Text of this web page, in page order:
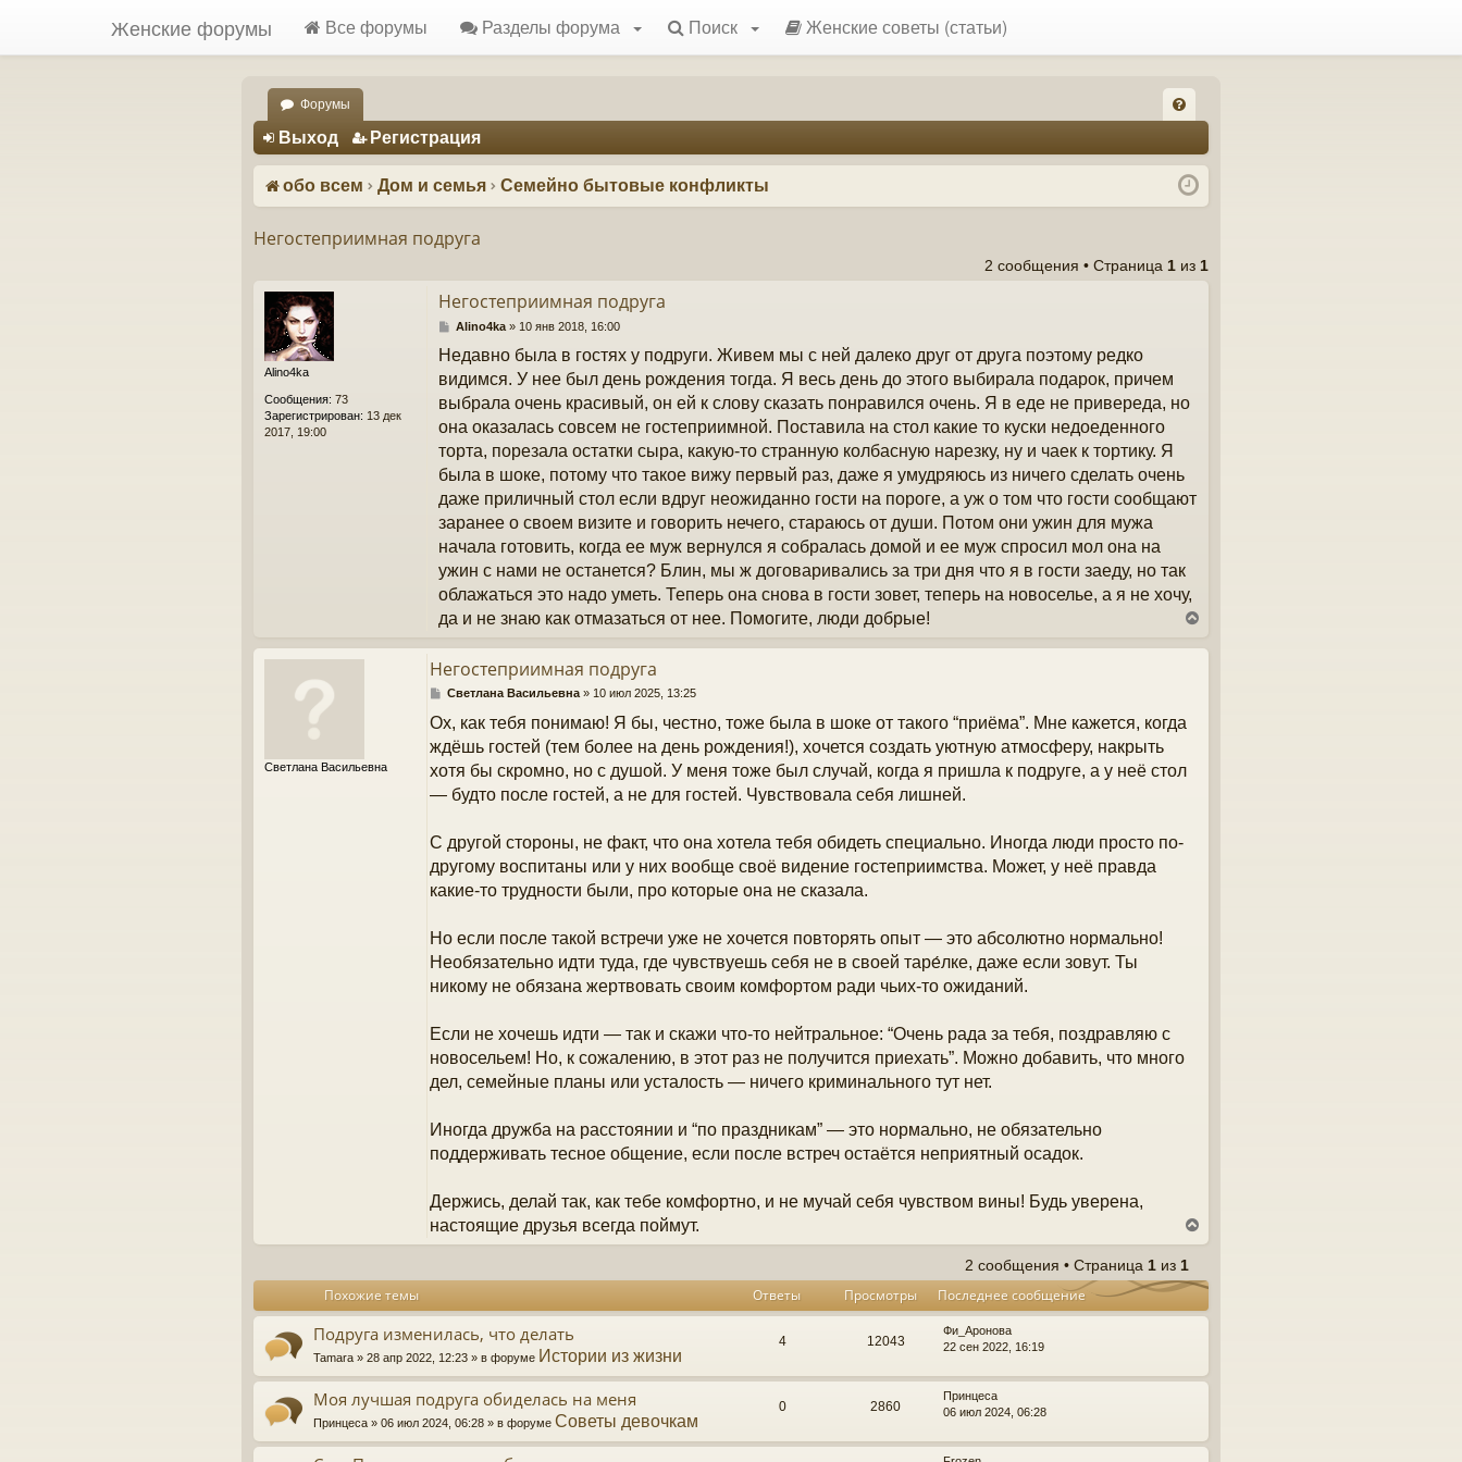
Женские форумы Все форумы Разделы форума Поиск Женские советы (статьи)
Регистрация
Форумы
Q
Выход Регистрация
обо всем Дом и семья Семейно бытовые конфликты
Негостеприимная подруга
2 сообщения • Страница 1 из 1
Alino4ka
Сообщения: 73
Зарегистрирован: 13 дек
2017, 19:00
Негостеприимная подруга
С
о
б
щ
е
н
е
Alino4ka» 10 янв 2018, 16:00
Недавно была в гостях у подруги. Живем мы с ней далеко друг от друга поэтому редко
видимся. У нее был день рождения тогда. Я весь день до этого выбирала подарок, причем
выбрала очень красивый, он ей к слову сказать понравился очень. Я в еде не привереда, но
она оказалась совсем не гостеприимной. Поставила на стол какие то куски недоеденного
торта, порезала остатки сыра, какую-то странную колбасную нарезку, ну и чаек к тортику. Я
была в шоке, потому что такое вижу первый раз, даже я умудряюсь из ничего сделать очень
даже приличный стол если вдруг неожиданно гости на пороге, а уж о том что гости сообщают
заранее о своем визите и говорить нечего, стараюсь от души. Потом они ужин для мужа
начала готовить, когда ее муж вернулся я собралась домой и ее муж спросил мол она на
ужин с нами не останется? Блин, мы ж договаривались за три дня что я в гости заеду, но так
облажаться это надо уметь. Теперь она снова в гости зовет, теперь на новоселье, а я не хочу,
да и не знаю как отмазаться от нее. Помогите, люди добрые!
р
Светлана Васильевна
Негостеприимная подруга
С
о
б
щ
е
Светлана Васильевна» 10 июл 2025, 13:25
Ох, как тебя понимаю! Я бы, честно, тоже была в шоке от такого “приёма”. Мне кажется, когда
ждёшь гостей (тем более на день рождения!), хочется создать уютную атмосферу, накрыть
хотя бы скромно, но с душой. У меня тоже был случай, когда я пришла к подруге, а у неё стол
— будто после гостей, а не для гостей. Чувствовала себя лишней.
С другой стороны, не факт, что она хотела тебя обидеть специально. Иногда люди просто по-
другому воспитаны или у них вообще своё видение гостеприимства. Может, у неё правда
какие-то трудности были, про которые она не сказала.
Но если после такой встречи уже не хочется повторять опыт — это абсолютно нормально!
Необязательно идти туда, где чувствуешь себя не в своей таре́лке, даже если зовут. Ты
никому не обязана жертвовать своим комфортом ради чьих-то ожиданий.
Если не хочешь идти — так и скажи что-то нейтральное: “Очень рада за тебя, поздравляю с
новосельем! Но, к сожалению, в этот раз не получится приехать”. Можно добавить, что много
дел, семейные планы или усталость — ничего криминального тут нет.
Иногда дружба на расстоянии и “по праздникам” — это нормально, не обязательно
поддерживать тесное общение, если после встреч остаётся неприятный осадок.
Держись, делай так, как тебе комфортно, и не мучай себя чувством вины! Будь уверена,
настоящие друзья всегда поймут.
е
у
т
к
а
2 сообщения • Страница 1 из 1
Похожие темы Ответы Просмотры Последнее сообщение
Подруга изменилась, что делать
Tamara » 28 апр 2022, 12:23 » в форуме Истории из жизни
4 12043
Фи_Аронова
22 сен 2022, 16:19
Моя лучшая подруга обиделась на меня
Принцеса » 06 июл 2024, 06:28 » в форуме Советы девочкам
0 2860
Принцеса
06 июл 2024, 06:28